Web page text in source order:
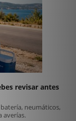
revisar antes
neumáticos,
averías.